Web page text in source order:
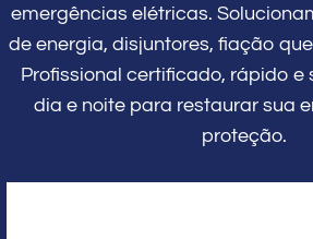
emergências elétricas.
de energia, disjuntores, fiação
Profissional certificado, rápido e
dia e noite para restaurar sua
proteção.